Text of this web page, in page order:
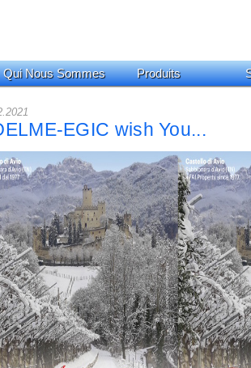
Qui Nous Sommes Produits
EGIC wish You...